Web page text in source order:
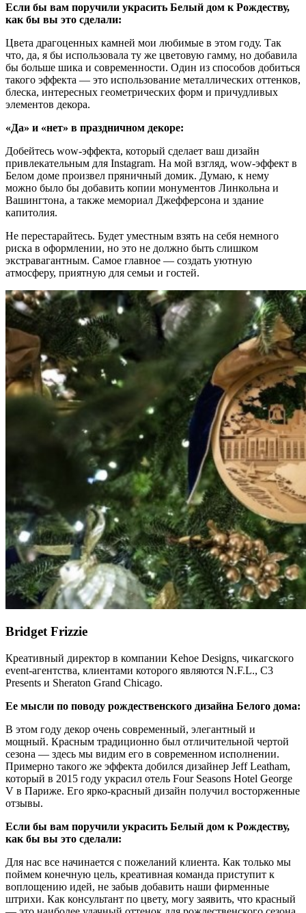
Если бы вам поручили украсить Белый дом к Рождеству,
как бы вы это сделали:
Цвета драгоценных камней мои любимые в этом году. Так
что, да, я бы использовала ту же цветовую гамму, но добавила
бы больше шика и современности. Один из способов добиться
такого эффекта — это использование металлических оттенков,
блеска, интересных геометрических форм и причудливых
элементов декора.
«Да» и «нет» в праздничном декоре:
Добейтесь wow-эффекта, который сделает ваш дизайн
привлекательным для Instagram. На мой взгляд, wow-эффект в
Белом доме произвел пряничный домик. Думаю, к нему
можно было бы добавить копии монументов Линкольна и
Вашингтона, а также мемориал Джефферсона и здание
капитолия.
Не перестарайтесь. Будет уместным взять на себя немного
риска в оформлении, но это не должно быть слишком
экстравагантным. Самое главное — создать уютную
атмосферу, приятную для семьи и гостей.
Bridget Frizzie
Креативный директор в компании Kehoe Designs, чикагского
event-агентства, клиентами которого являются N.F.L., C3
Presents и Sheraton Grand Chicago.
Ее мысли по поводу рождественского дизайна Белого дома:
В этом году декор очень современный, элегантный и
мощный. Красным традиционно был отличительной чертой
сезона — здесь мы видим его в современном исполнении.
Примерно такого же эффекта добился дизайнер Jeff Leatham,
который в 2015 году украсил отель Four Seasons Hotel George
V в Париже. Его ярко-красный дизайн получил восторженные
отзывы.
Если бы вам поручили украсить Белый дом к Рождеству,
как бы вы это сделали:
Для нас все начинается с пожеланий клиента. Как только мы
поймем конечную цель, креативная команда приступит к
воплощению идей, не забыв добавить наши фирменные
штрихи. Как консультант по цвету, могу заявить, что красный